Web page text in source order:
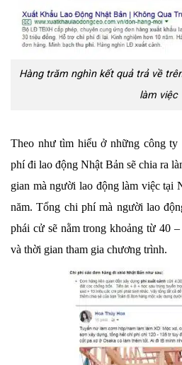
Hàng trăm nghìn kết quả trả về
làm việc
Theo như tìm hiểu ở những công
phí đi lao động Nhật Bản sẽ chia ra
gian mà người lao động làm việc tại
năm. Tổng chi phí mà người lao
phái cử sẽ nằm trong khoảng từ 40
và thời gian tham gia chương trình.